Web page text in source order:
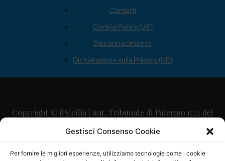
Gestisci Consenso Cookie
Per fornire le migliori esperienze, utilizziamo tecnologie come i cookie
Contatti
Cookie Policy (UE)
Disconoscimento
Dichiarazione sulla Privacy (UE)
Copyright © ilSicilia | aut. Tribunale di Palermo n.11 del
29/09/2015